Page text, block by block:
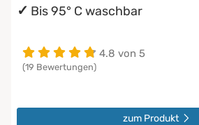
Bis 95° C waschbar
4.8 von 5
(19 Bewertungen)
zum Produkt